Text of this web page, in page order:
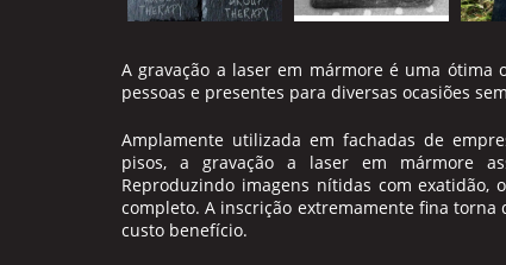
Agravação a laser em mármoreé uma ótima
pessoas e presentes para diversas ocasiões
Amplamente utilizada em fachadas de
pisos, a gravação a laser em mármore
Reproduzindo imagens nítidas com exatidão,
completo. A inscrição extremamente fina
custo benefício.